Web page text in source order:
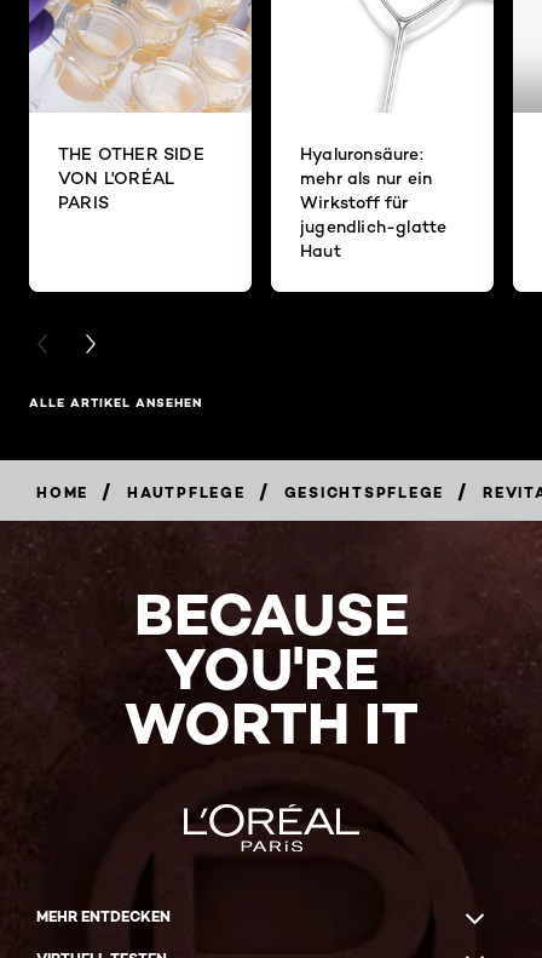
THE OTHER SIDE
VON L'ORÉAL
PARIS
Hyaluronsäure:
mehr als nur ein
Wirkstoff für
jugendlich-glatte
Haut
PREVIOUS CARD
NEXT CARD
ALLE ARTIKEL ANSEHEN
HOME / HAUTPFLEGE / GESICHTSPFLEGE /
BECAUSE
YOU'RE
WORTH IT
MEHR ENTDECKEN